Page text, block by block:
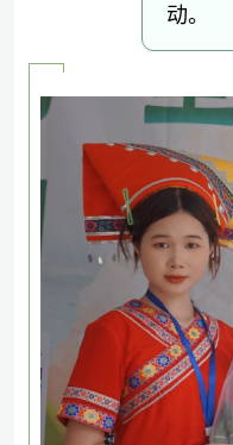
动。